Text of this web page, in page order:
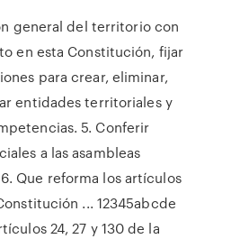
general del territorio con
en esta Constitución, fijar
para crear, eliminar,
entidades territoriales y
5. Conferir
a las asambleas
Que reforma los artículos
... 12345abcde
24, 27 y 130 de la